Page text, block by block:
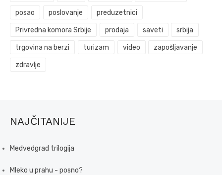
posao poslovanje preduzetnici
Privredna komora Srbije prodaja saveti srbija
trgovina na berzi turizam video zapošljavanje
zdravlje
NAJČITANIJE
Medvedgrad trilogija
Mleko u prahu - posno?